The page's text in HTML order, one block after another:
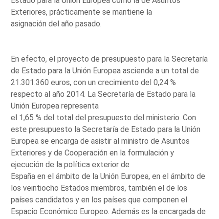
Exteriores, prácticamente se mantiene la
asignación del año pasado.
En efecto, el proyecto de presupuesto para la Secretaría
de Estado para la Unión Europea asciende a un total de
21.301.360 euros, con un crecimiento del 0,24 %
respecto al año 2014. La Secretaría de Estado para la
Unión Europea representa
el 1,65 % del total del presupuesto del ministerio. Con
este presupuesto la Secretaría de Estado para la Unión
Europea se encarga de asistir al ministro de Asuntos
Exteriores y de Cooperación en la formulación y
ejecución de la política exterior de
España en el ámbito de la Unión Europea, en el ámbito de
los veintiocho Estados miembros, también el de los
países candidatos y en los países que componen el
Espacio Económico Europeo. Además es la encargada de